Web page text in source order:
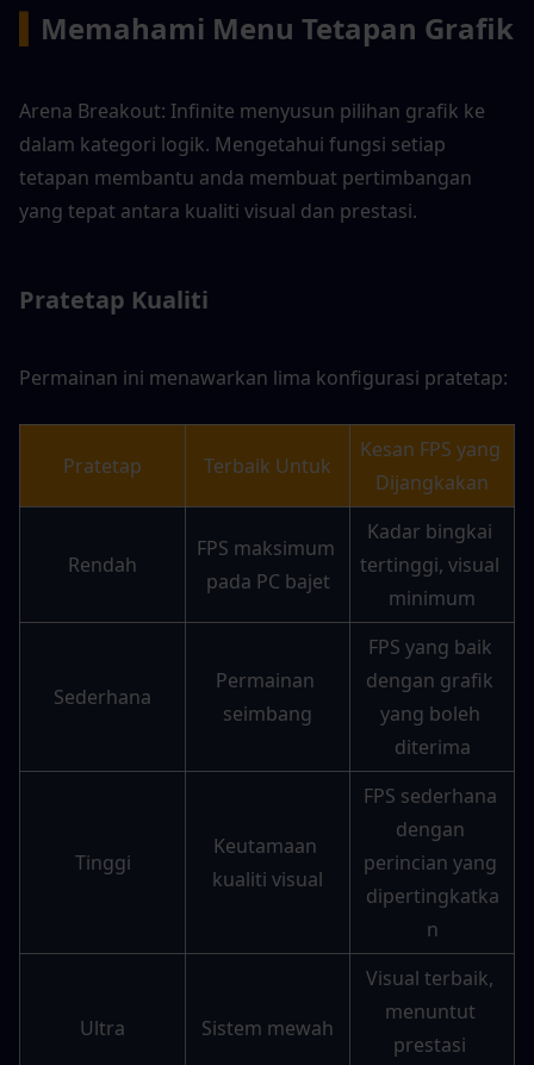
Memahami Menu Tetapan Grafik
Arena Breakout: Infinite menyusun pilihan grafik ke
dalam kategori logik. Mengetahui fungsi setiap
tetapan membantu anda membuat pertimbangan
yang tepat antara kualiti visual dan prestasi.
Pratetap Kualiti
Permainan ini menawarkan lima konfigurasi pratetap:
Pratetap Terbaik Untuk
Kesan FPS yang
Dijangkakan
Rendah
FPS maksimum
pada PC bajet
Kadar bingkai
tertinggi, visual
minimum
Sederhana
Permainan
seimbang
FPS yang baik
dengan grafik
yang boleh
diterima
Tinggi
Keutamaan
kualiti visual
FPS sederhana
dengan
perincian yang
dipertingkatka
n
Ultra Sistem mewah
Visual terbaik,
menuntut
prestasi